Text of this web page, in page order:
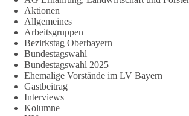
Aktionen
Allgemeines
Arbeitsgruppen
Bezirkstag Oberbayern
Bundestagswahl
Bundestagswahl 2025
Ehemalige Vorstände im LV Bayern
Gastbeitrag
Interviews
Kolumne